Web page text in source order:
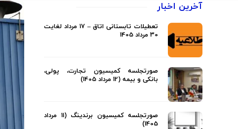
آخرین اخبار
تعطیلات تابستانی اتاق – 17 مرداد لغایت
30 مرداد 1405
صورتجلسه کمیسیون تجارت، پولی،
بانکی و بیمه (12 مرداد 1405)
صورتجلسه کمیسیون برندینگ (11 مرداد
1405)